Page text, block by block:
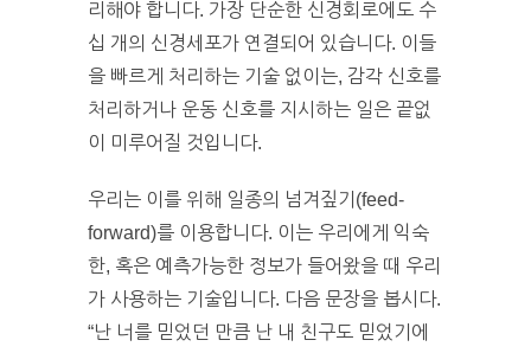
리해야 합니다. 가장 단순한 신경회로에도 수
십 개의 신경세포가 연결되어 있습니다. 이들
을 빠르게 처리하는 기술 없이는, 감각 신호를
처리하거나 운동 신호를 지시하는 일은 끝없
이 미루어질 것입니다.
우리는 이를 위해 일종의 넘겨짚기(feed-
forward)를 이용합니다. 이는 우리에게 익숙
한, 혹은 예측가능한 정보가 들어왔을 때 우리
가 사용하는 기술입니다. 다음 문장을 봅시다.
“난 너를 믿었던 만큼 난 내 친구도 믿었기에